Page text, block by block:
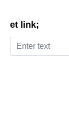
et link;